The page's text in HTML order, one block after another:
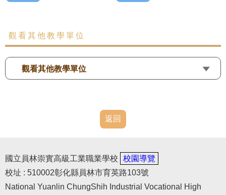
觀看其他教學單位
觀看其他教學單位
返回
國立員林崇實高級工業職業學校
校園導覽
校址 : 510002彰化縣員林市育英路103號
National Yuanlin ChungShih Industrial Vocational High